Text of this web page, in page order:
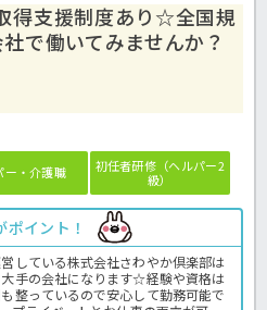
得支援制度あり☆全国規
で働いてみませんか？
ー・介護職
初任者研修（ヘルパー2
級）
ポイント！
している株式会社さわやか倶楽部は
手の会社になります☆経験や資格は
整っているので安心して勤務可能で